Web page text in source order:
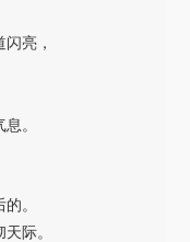
亮，
。
。
际。